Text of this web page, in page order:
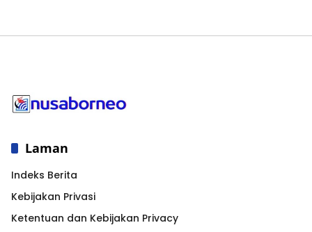
Laman
Indeks Berita
Kebijakan Privasi
Ketentuan dan Kebijakan Privacy